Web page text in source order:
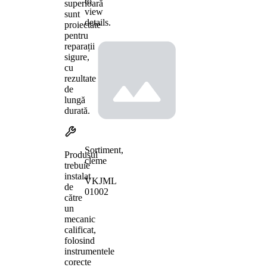
superioară
sunt
proiectate
pentru
reparații
sigure,
cu
rezultate
de
lungă
durată.
Produsul
trebuie
instalat
de
către
un
mecanic
calificat,
folosind
instrumentele
corecte
view
details.
Sortiment,
cleme
VKJML
01002